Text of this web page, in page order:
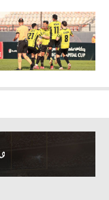
الكرة الإفريقية
منتخب مصر